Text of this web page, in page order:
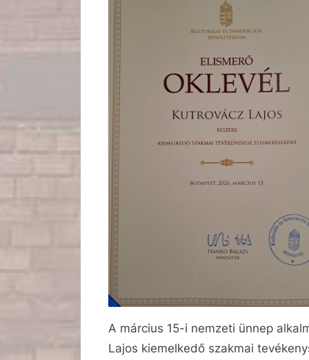
A március 15-i nemzeti ünnep
Lajos kiemelkedő szakmai